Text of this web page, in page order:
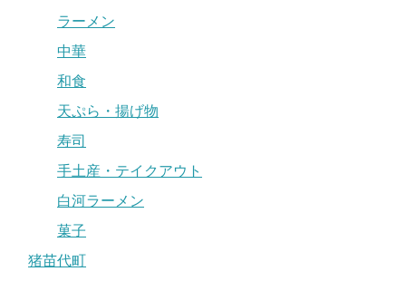
ラーメン
中華
和食
天ぷら・揚げ物
寿司
手土産・テイクアウト
白河ラーメン
菓子
猪苗代町